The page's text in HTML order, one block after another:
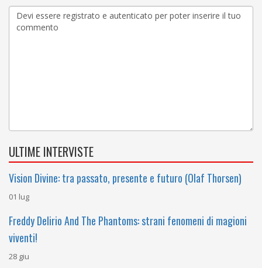
ULTIME INTERVISTE
Vision Divine: tra passato, presente e futuro (Olaf Thorsen)
01 lug
Freddy Delirio And The Phantoms: strani fenomeni di magioni
viventi!
28 giu